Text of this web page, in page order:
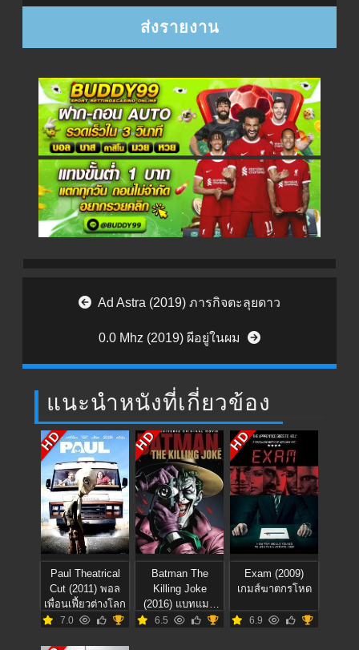
Post navigation
Ad Astra (2019) ภารกิจตะลุยดาว
0.0 Mhz (2019) ผีอยู่ในผม
แนะนำหนังที่เกี่ยวข้อง
HD
Paul Theatrical
Cut (2011) พอล
เพื่อนเฟี้ยวต่างโลก
7.0
HD
Batman The
Killing Joke
(2016) แบทแมน
เดอะคิลลิ่ง โจ๊ก
6.5
HD
Exam (2009)
เกมส์ฆาตกรโหด
6.9